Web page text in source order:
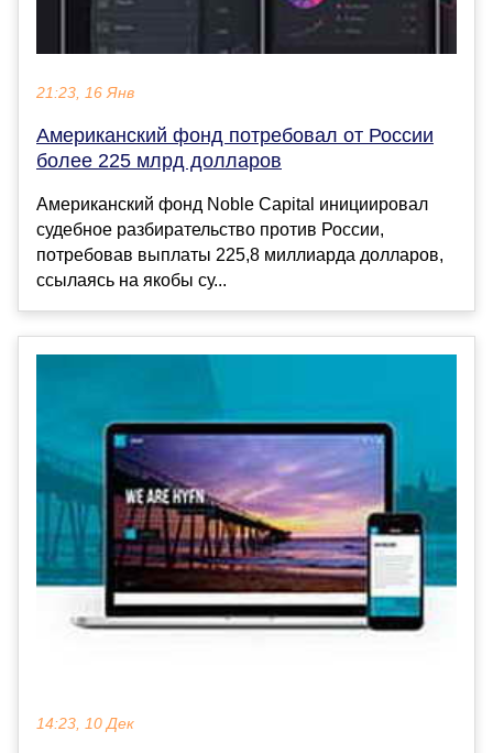
21:23, 16 Янв
Американский фонд потребовал от России
более 225 млрд долларов
Американский фонд Noble Capital инициировал
судебное разбирательство против России,
потребовав выплаты 225,8 миллиарда долларов,
ссылаясь на якобы су...
14:23, 10 Дек